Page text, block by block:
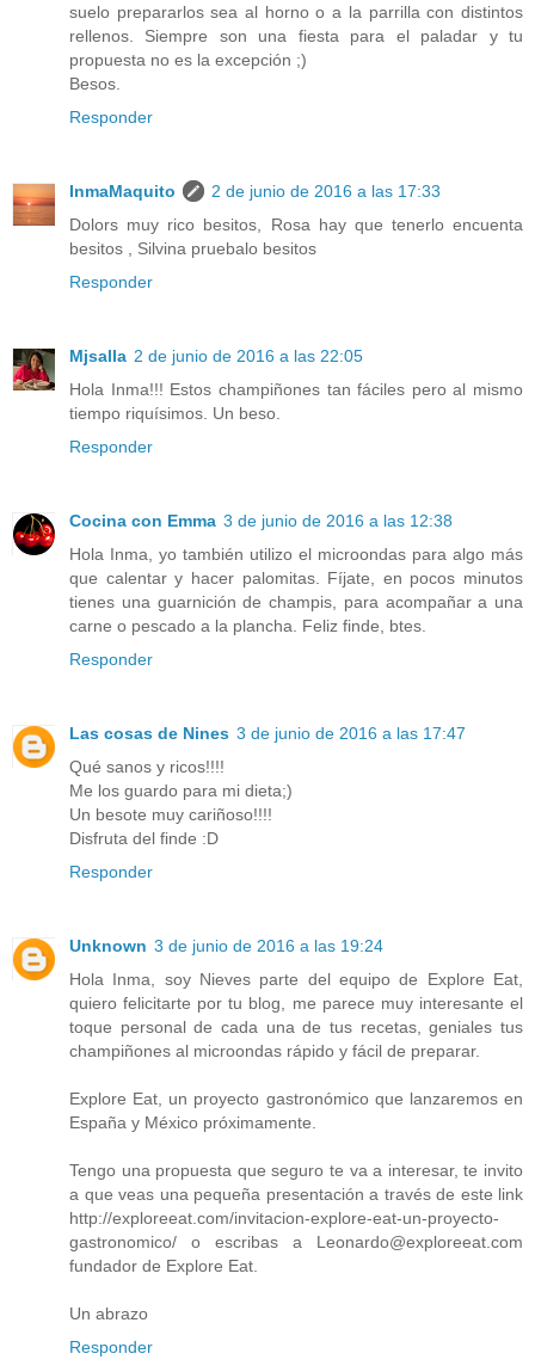
suelo prepararlos sea al horno o a la parrilla con distintos
rellenos. Siempre son una fiesta para el paladar y tu
propuesta no es la excepción ;)
Besos.
Responder
InmaMaquito
2 de junio de 2016 a las 17:33
Dolors muy rico besitos, Rosa hay que tenerlo encuenta
besitos , Silvina pruebalo besitos
Responder
Mjsalla 2 de junio de 2016 a las 22:05
Hola Inma!!! Estos champiñones tan fáciles pero al mismo
tiempo riquísimos. Un beso.
Responder
Cocina con Emma 3 de junio de 2016 a las 12:38
Hola Inma, yo también utilizo el microondas para algo más
que calentar y hacer palomitas. Fíjate, en pocos minutos
tienes una guarnición de champis, para acompañar a una
carne o pescado a la plancha. Feliz finde, btes.
Responder
Las cosas de Nines 3 de junio de 2016 a las 17:47
Qué sanos y ricos!!!!
Me los guardo para mi dieta;)
Un besote muy cariñoso!!!!
Disfruta del finde :D
Responder
Unknown 3 de junio de 2016 a las 19:24
Hola Inma, soy Nieves parte del equipo de Explore Eat,
quiero felicitarte por tu blog, me parece muy interesante el
toque personal de cada una de tus recetas, geniales tus
champiñones al microondas rápido y fácil de preparar.
Explore Eat, un proyecto gastronómico que lanzaremos en
España y México próximamente.
Tengo una propuesta que seguro te va a interesar, te invito
a que veas una pequeña presentación a través de este link
http://exploreeat.com/invitacion-explore-eat-un-proyecto-
gastronomico/ o escribas a Leonardo@exploreeat.com
fundador de Explore Eat.
Un abrazo
Responder